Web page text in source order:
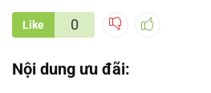
Like 0
Nội dung ưu đãi: